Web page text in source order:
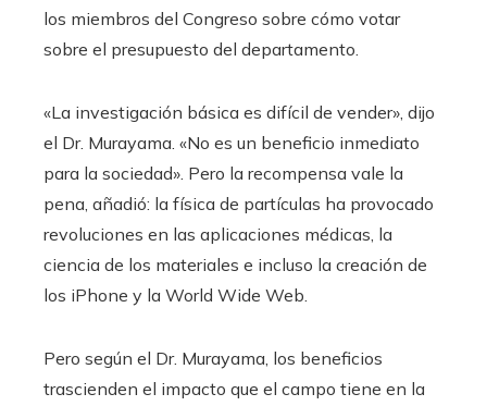
los miembros del Congreso sobre cómo votar
sobre el presupuesto del departamento.
«La investigación básica es difícil de vender», dijo
el Dr. Murayama. «No es un beneficio inmediato
para la sociedad». Pero la recompensa vale la
pena, añadió: la física de partículas ha provocado
revoluciones en las aplicaciones médicas, la
ciencia de los materiales e incluso la creación de
los iPhone y la World Wide Web.
Pero según el Dr. Murayama, los beneficios
trascienden el impacto que el campo tiene en la